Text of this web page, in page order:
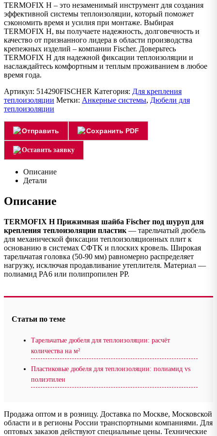
TERMOFIX H – это незаменимый инструмент для создания
эффективной системы теплоизоляции, который поможет
сэкономить время и усилия при монтаже. Выбирая
TERMOFIX H, вы получаете надежность, долговечность и
качество от признанного лидера в области производства
крепежных изделий – компании Fischer. Доверьтесь
TERMOFIX H для надежной фиксации теплоизоляции и
наслаждайтесь комфортным и теплым проживанием в любое
время года.
Артикул: 514290FISCHER Категория: Для крепления
теплоизоляции Метки: Анкерные системы, Дюбели для
теплоизоляции
Отправить Сохранить PDF
Оставить заявку
Описание
Детали
Описание
TERMOFIX H Прижимная шайба Fischer под шуруп для
крепления теплоизоляции пластик — тарельчатый дюбель
для механической фиксации теплоизоляционных плит к
основанию в системах СФТК и плоских кровель. Широкая
тарельчатая головка (50-90 мм) равномерно распределяет
нагрузку, исключая продавливание утеплителя. Материал —
полиамид PA6 или полипропилен PP.
Статьи по теме
Тарельчатые дюбеля для теплоизоляции: расчёт
количества на м²
Пластиковые дюбеля для теплоизоляции: полиамид vs
полиэтилен
Продажа оптом и в розницу. Доставка по Москве, Московской
области и в регионы России транспортными компаниями. Для
оптовых заказов действуют специальные цены. Технические